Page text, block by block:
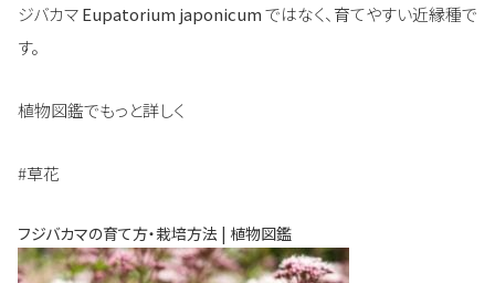
ジバカマEupatorium japonicumではなく、育てやすい近縁種で
す。
植物図鑑でもっと詳しく
#草花
フジバカマの育て方・栽培方法 | 植物図鑑